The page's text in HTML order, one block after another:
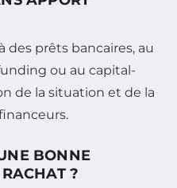
des prêts bancaires, au
ou au capital-
de la situation et de la
BONNE
?